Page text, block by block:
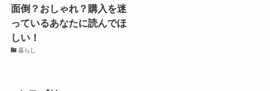
面倒？おしゃれ？購入を迷
っているあなたに読んでほ
しい！
暮らし